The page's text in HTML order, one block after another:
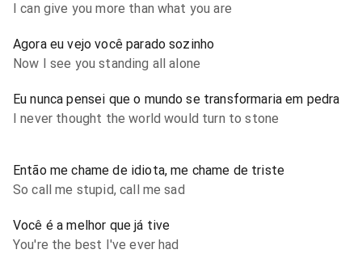
I can give you more than what you are
Agora eu vejo você parado sozinho
Now I see you standing all alone
Eu nunca pensei que o mundo se transformaria em pedra
I never thought the world would turn to stone
Então me chame de idiota, me chame de triste
So call me stupid, call me sad
Você é a melhor que já tive
You're the best I've ever had